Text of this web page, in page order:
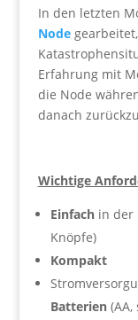
In den letzten
Node
Erfahrung mit
die Node
danach
Wichtige
Einfachin der
Knöpfe)
Kompakt
Batterien(AA,